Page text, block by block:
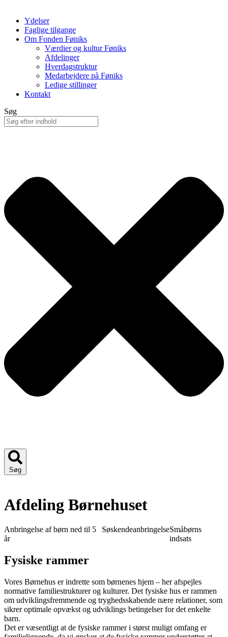
Ydelser
Faglige tilgange
Om Fonden Føniks
Værdier og kultur Føniks
Afdelinger
Hverdagstruktur
Medarbejdere på Føniks
Ledige stillinger
Kontakt
Søg
Søg
Afdeling Børnehuset
Anbringelse af børn ned til 5
år
SøskendeanbringelseSmåbørns
indsats
Fysiske rammer
Vores Børnehus er indrette som børnenes hjem – her afspejles
normative familiestrukturer og kulturer. Det fysiske hus er rammen
om udviklingsfremmende og tryghedsskabende nære relationer, som
sikrer optimale opvækst og udviklings betingelser for det enkelte
barn.
Det er væsentligt at de fysiske rammer i størst muligt omfang er